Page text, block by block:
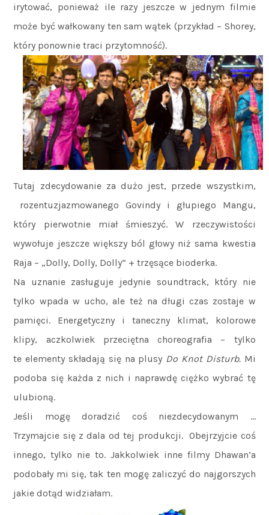
irytować, ponieważ ile razy jeszcze w jednym filmie
może być wałkowany ten sam wątek (przykład – Shorey,
który ponownie traci przytomność).
Tutaj zdecydowanie za dużo jest, przede wszystkim,
rozentuzjazmowanego Govindy i głupiego Mangu,
który pierwotnie miał śmieszyć. W rzeczywistości
wywołuje jeszcze większy ból głowy niż sama kwestia
Raja – „Dolly, Dolly, Dolly” + trzęsące bioderka.
Na uznanie zasługuje jedynie soundtrack, który nie
tylko wpada w ucho, ale też na długi czas zostaje w
pamięci. Energetyczny i taneczny klimat, kolorowe
klipy, aczkolwiek przeciętna choreografia – tylko
te elementy składają się na plusy Do Knot Disturb. Mi
podoba się każda z nich i naprawdę ciężko wybrać tę
ulubioną.
Jeśli mogę doradzić coś niezdecydowanym …
Trzymajcie się z dala od tej produkcji. Obejrzyjcie coś
innego, tylko nie to. Jakkolwiek inne filmy Dhawan’a
podobały mi się, tak ten mogę zaliczyć do najgorszych
jakie dotąd widziałam.